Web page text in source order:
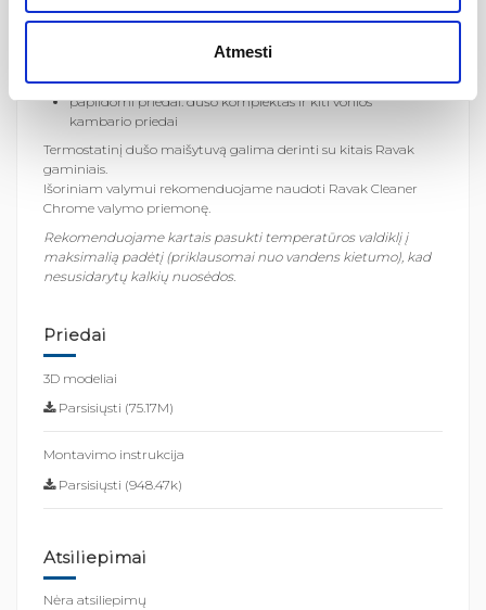
Atmesti
kasetė: termostatinė, vandens temperatūros reguliavimui
valdymas: temperatūros valdymas dešinėje
tinka: visoms Ravak vonioms
papildomi priedai: dušo komplektas ir kiti vonios
kambario priedai
Termostatinį dušo maišytuvą galima derinti su kitais Ravak
gaminiais.
Išoriniam valymui rekomenduojame naudoti Ravak Cleaner
Chrome valymo priemonę.
Rekomenduojame kartais pasukti temperatūros valdiklį į
maksimalią padėtį (priklausomai nuo vandens kietumo), kad
nesusidarytų kalkių nuosėdos.
Priedai
3D modeliai
Parsisiųsti (75.17M)
Montavimo instrukcija
Parsisiųsti (948.47k)
Atsiliepimai
Nėra atsiliepimų